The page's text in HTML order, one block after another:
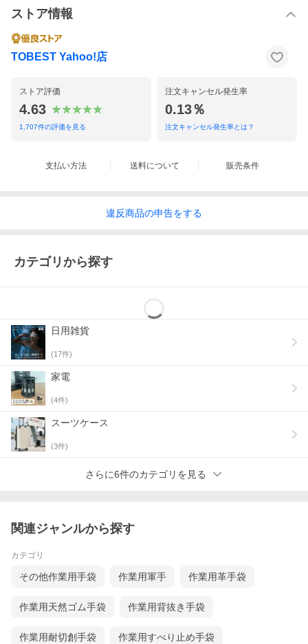
ストア情報
TOBEST Yahoo!店
ストア評価
4.63
1,707件の評価を見る
注文キャンセル発生率
0.13％
注文キャンセル発生率とは？
支払い方法 送料について 販売条件
違反商品の申告をする
カテゴリから探す
日用雑貨
(17件)
家電
(4件)
スーツケース
(3件)
さらに6件のカテゴリを見る
関連ジャンルから探す
カテゴリ
その他作業用手袋 作業用軍手 作業用革手袋
作業用天然ゴム手袋 作業用背抜き手袋
作業用耐切創手袋 作業用すべり止め手袋